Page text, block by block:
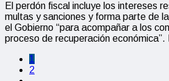
El perdón fiscal incluye los intereses
multas y sanciones y forma parte de
el Gobierno “para acompañar a los
proceso de recuperación
1
2